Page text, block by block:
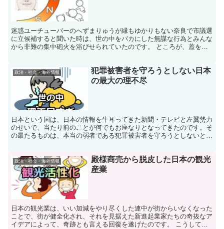
迷惑ユーチューバーのへずまりゅうが縁もゆかりもない奈良で市議選
に立候補すると聞いた時は、世の中をバカにした無謀な行為とみんな
から非難の集中砲火を浴びせられていたのです。 ところが、蓋を開
政治・社会・海外情報
犯罪被害者を守ろうとしない日本
の最大の理不尽
日本という国は、日本の情報を牛耳ってきた新聞・テレビと左翼勢力
のせいで、当たり前のことが何でもお座なりとなってきたのです。そ
の最たるものは、本当の弱者である犯罪被害者を守ろうとしないとい
政治・社会・海外情報
殿様商売から脱皮した日本の観光
産業
日本の観光業は、いい加減をやり尽くした連中が街からいなくなった
ことで、街が健全化され、それを見据えた新進起業家たちの奇抜なア
イデアによって、奇跡とも言える回復を遂げたのです。 こうして、